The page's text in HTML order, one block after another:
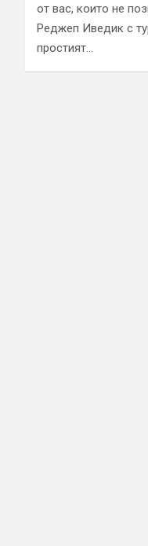
от вас, които не
Реджеп Иведик с
простият…